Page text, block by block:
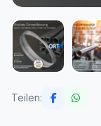
Teilen: